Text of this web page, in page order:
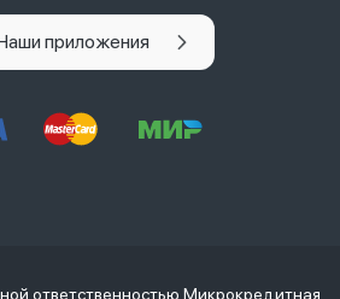
приложения
ответственностью Микрокредитная